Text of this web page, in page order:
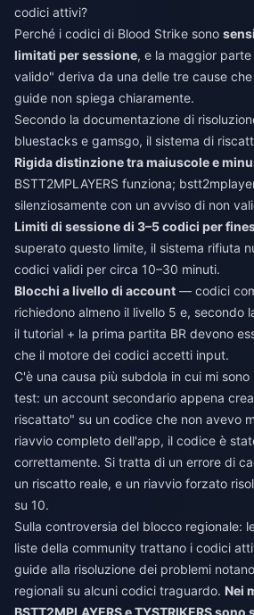
codici attivi?
Perché i codici di Blood Strike sono
limitati per sessione, e la maggior
valido" deriva da una delle tre cause
guide non spiega chiaramente.
Secondo la documentazione di
bluestacks e gamsgo, il sistema di
Rigida distinzione tra maiuscole e
BSTT2MPLAYERS funziona;
silenziosamente con un avviso di non
Limiti di sessione di 3–5 codici per
superato questo limite, il sistema rifiuta
codici validi per circa 10–30 minuti.
Blocchi a livello di account — codici
richiedono almeno il livello 5 e, secondo
il tutorial + la prima partita BR devono
che il motore dei codici accetti input.
C'è una causa più subdola in cui mi
test: un account secondario appena
riscattato" su un codice che non avevo
riavvio completo dell'app, il codice è
correttamente. Si tratta di un errore di
un riscatto reale, e un riavvio forzato
su 10.
Sulla controversia del blocco regionale:
liste della community trattano i codici
guide alla risoluzione dei problemi
regionali su alcuni codici traguardo. Nei
BSTT2MPLAYERS e TYSTRIKERS